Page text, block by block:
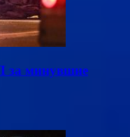
за минувшие